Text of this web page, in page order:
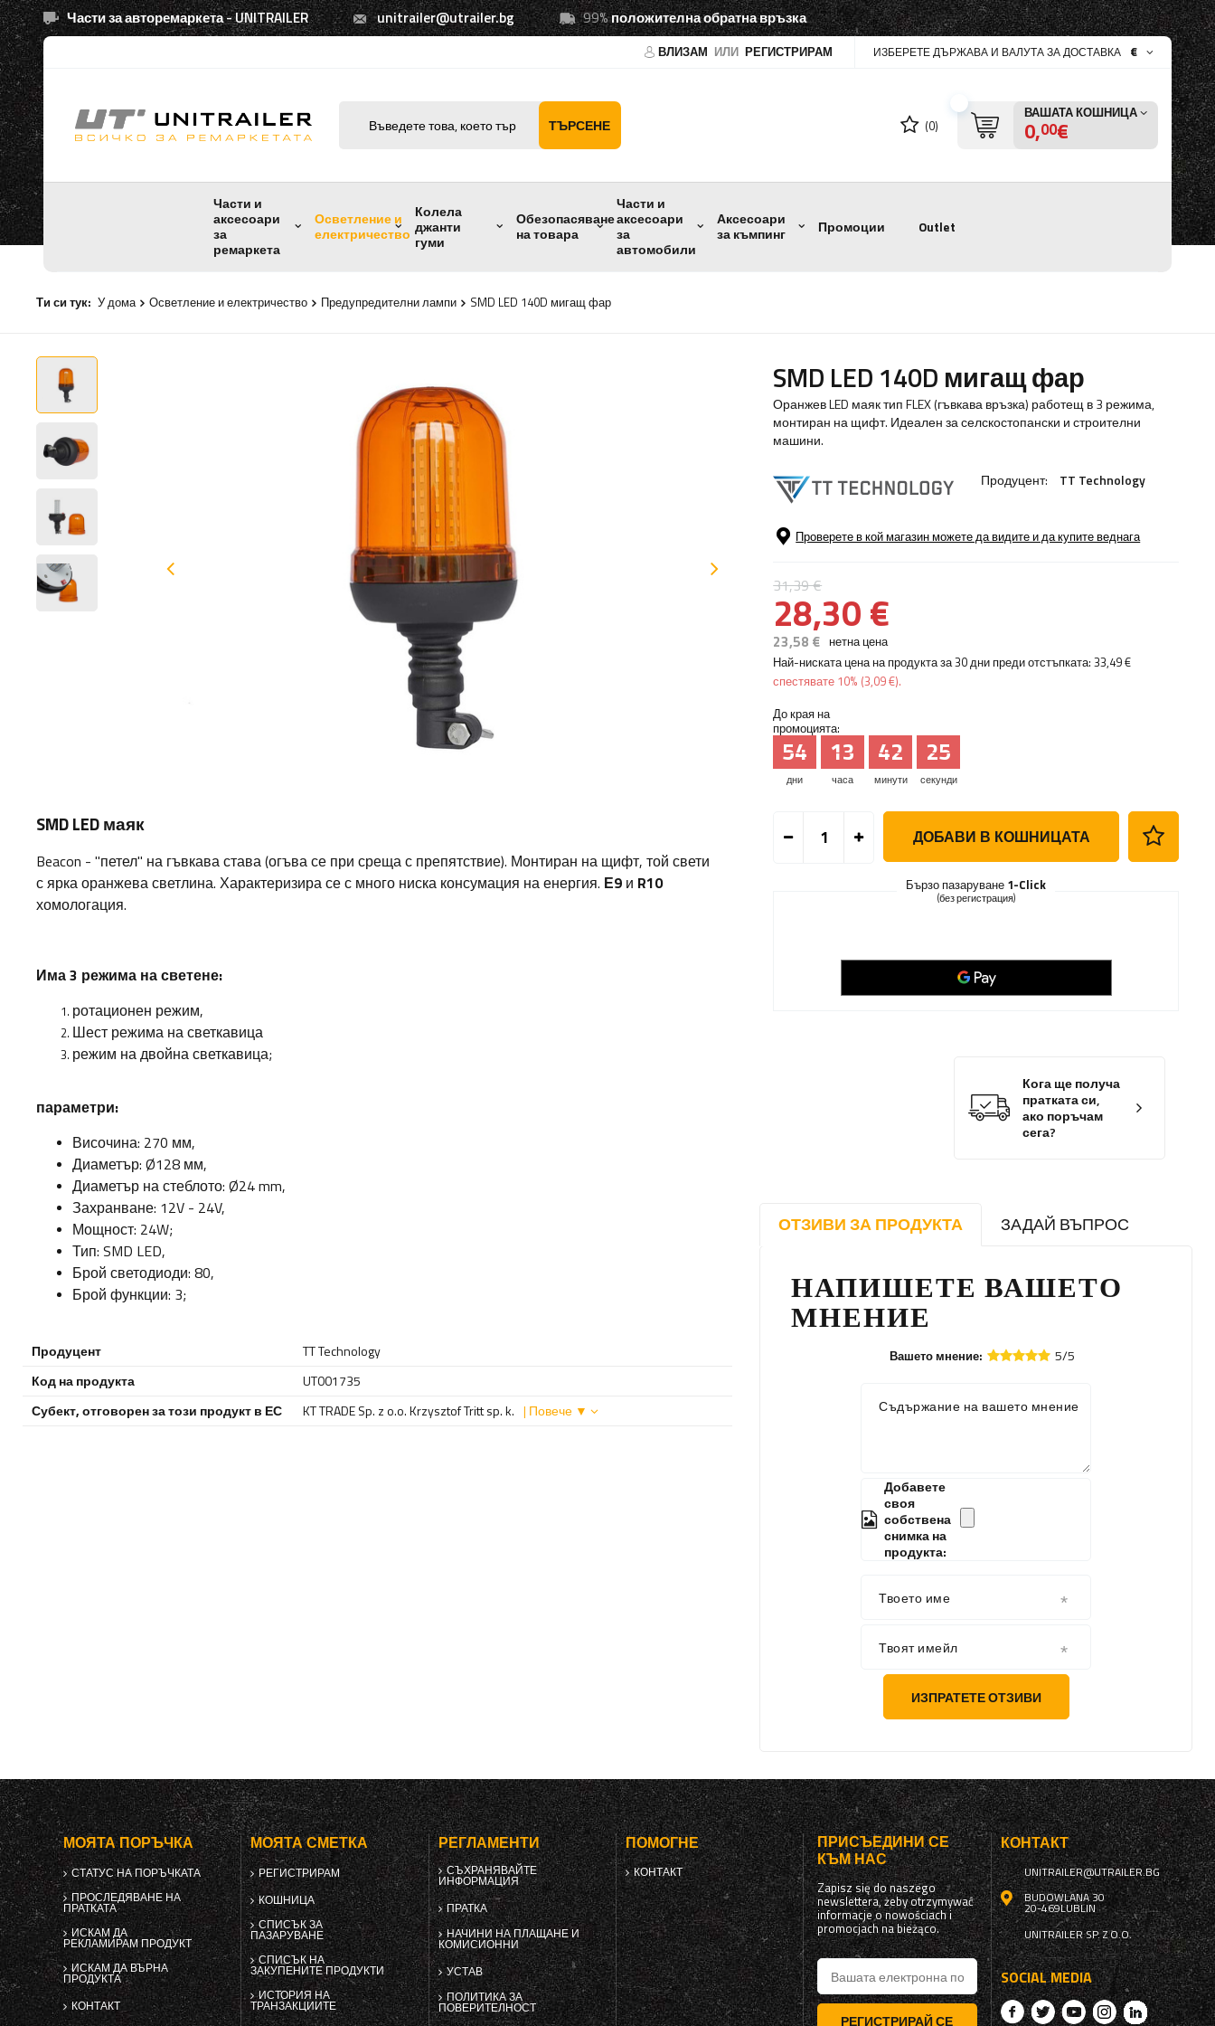
Части за авторемаркета - UNITRAILER unitrailer@utrailer.bg 99%положителна обратна връзка
ВЛИЗАМ ИЛИ РЕГИСТРИРАМ ИЗБЕРЕТЕ ДЪРЖАВА И ВАЛУТА ЗА ДОСТАВКА €
ТЪРСЕНЕ (0)
ВАШАТА КОШНИЦА
0,00€
Части и
аксесоари
за
ремаркета
Осветление и
електричество
Колела
джанти
гуми
Обезопасяване
на товара
Части и
аксесоари
за
автомобили
Аксесоари
за къмпинг
Промоции Outlet
Ти си тук: У дома Осветление и електричество Предупредителни лампи SMD LED 140D мигащ фар
SMD LED 140D мигащ фар
Оранжев LED маяк тип FLEX (гъвкава връзка) работещ в 3 режима,
монтиран на щифт. Идеален за селскостопански и строителни
машини.
Продуцент: TT Technology
Проверете в кой магазин можете да видите и да купите веднага
31,39 €
28,30 €
23,58 € нетна цена
Най-ниската цена на продукта за 30 дни преди отстъпката:33,49 €
спестявате 10% (3,09 €).
До края на
промоцията:
дни
54
часа
13
минути
42
секунди
25
ДОБАВИ В КОШНИЦАТА
Бързо пазаруване 1-Click
(без регистрация)
Кога ще получа
пратката си,
ако поръчам
сега?
ОТЗИВИ ЗА ПРОДУКТА ЗАДАЙ ВЪПРОС
НАПИШЕТЕ ВАШЕТО
МНЕНИЕ
Вашето мнение: 5/5
Съдържание на вашето мнение
Добавете
своя
собствена
снимка на
продукта:
Твоето име
Твоят имейл
ИЗПРАТЕТЕ ОТЗИВИ
SMD LED маяк
Beacon - "петел" на гъвкава става (огъва се при среща с препятствие). Монтиран на щифт, той свети
с ярка оранжева светлина. Характеризира се с много ниска консумация на енергия. Е9 и R10
хомологация.
Има 3 режима на светене:
ротационен режим,
Шест режима на светкавица
режим на двойна светкавица;
параметри:
Височина: 270 мм,
Диаметър: Ø128 мм,
Диаметър на стеблото: Ø24 mm,
Захранване: 12V - 24V,
Мощност: 24W;
Тип: SMD LED,
Брой светодиоди: 80,
Брой функции: 3;
Продуцент
TT Technology
Код на продукта
UT001735
Субект, отговорен за този продукт в ЕС
KT TRADE Sp. z o.o. Krzysztof Tritt sp. k. | Повече ▼
МОЯТА ПОРЪЧКА
СТАТУС НА ПОРЪЧКАТА
ПРОСЛЕДЯВАНЕ НА
ПРАТКАТА
ИСКАМ ДА
РЕКЛАМИРАМ ПРОДУКТ
ИСКАМ ДА ВЪРНА
ПРОДУКТА
КОНТАКТ
МОЯТА СМЕТКА
РЕГИСТРИРАМ
КОШНИЦА
СПИСЪК ЗА
ПАЗАРУВАНЕ
СПИСЪК НА
ЗАКУПЕНИТЕ ПРОДУКТИ
ИСТОРИЯ НА
ТРАНЗАКЦИИТЕ
РЕГЛАМЕНТИ
СЪХРАНЯВАЙТЕ
ИНФОРМАЦИЯ
ПРАТКА
НАЧИНИ НА ПЛАЩАНЕ И
КОМИСИОННИ
УСТАВ
ПОЛИТИКА ЗА
ПОВЕРИТЕЛНОСТ
ПОМОГНЕ
КОНТАКТ
ПРИСЪЕДИНИ СЕ
КЪМ НАС
Zapisz się do naszego
newslettera, żeby otrzymywać
informacje o nowościach i
promocjach na bieżąco.
РЕГИСТРИРАЙ СЕ
КОНТАКТ
UNITRAILER@UTRAILER.BG
BUDOWLANA 30
20-469LUBLIN
UNITRAILER SP. Z O.O.
SOCIAL MEDIA